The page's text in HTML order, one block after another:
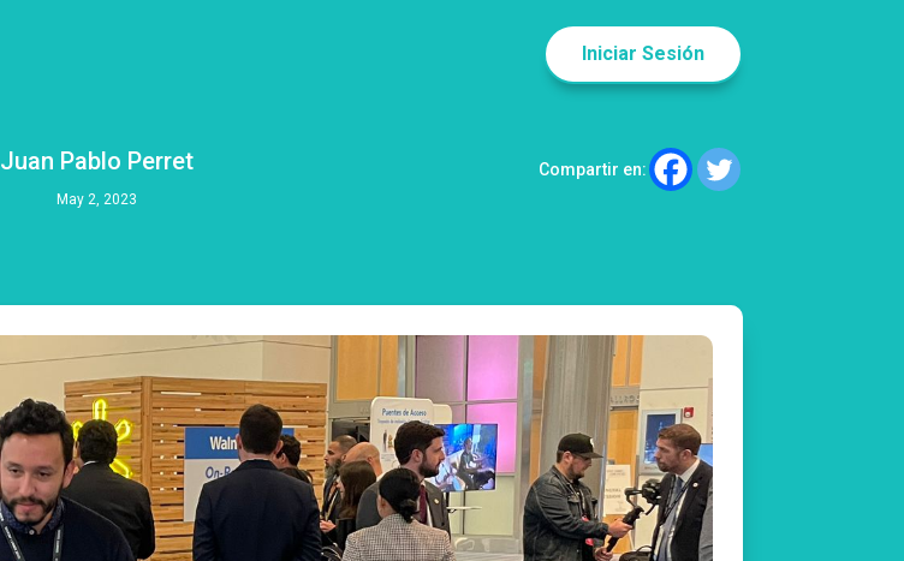
Iniciar Sesión
Compartir en:
Juan Pablo Perret
May 2, 2023